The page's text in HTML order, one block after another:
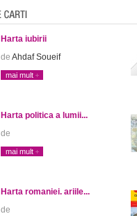
Harta iubirii
de Ahdaf Soueif
mai mult
Harta politica a lumii...
de
mai mult
Harta romaniei. ariile...
de